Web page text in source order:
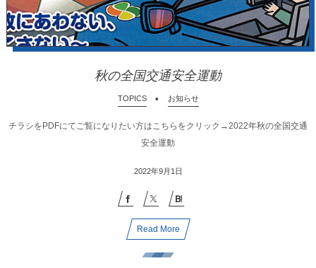
秋の全国交通安全運動
TOPICS お知らせ
チラシをPDFにてご覧になりたい方はこちらをクリック→2022年秋の全国交通
安全運動
2022年9月1日
Read More